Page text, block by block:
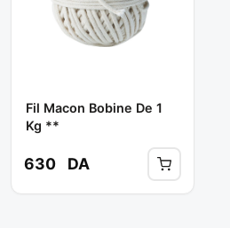
Fil Macon Bobine De 1
Kg **
630 DA